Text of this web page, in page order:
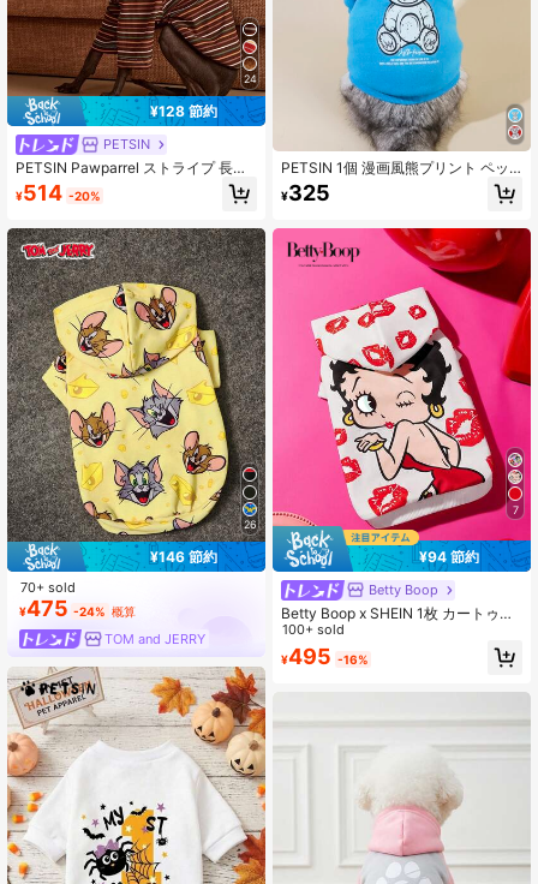
24
¥128 節約
PETSIN
PETSIN Pawparrel ストライプ 長袖
暖かく快適なスウェットシャツ、秋/
春
¥514 -20%
26
¥146 節約
70+ sold
¥475 -24% 概算
TOM and JERRY
PETSIN 1個 漫画風熊プリント ペッ
トパーカー
¥325
7
¥94 節約
Betty Boop
Betty Boop x SHEIN 1枚 カートゥー
ン柄プリントペットパーカー、猫
服、犬服、サイズXXS-XXXXL、エ
クストラスモール、エクストララー
クシー、リッププリント
100+ sold
¥495 -16%